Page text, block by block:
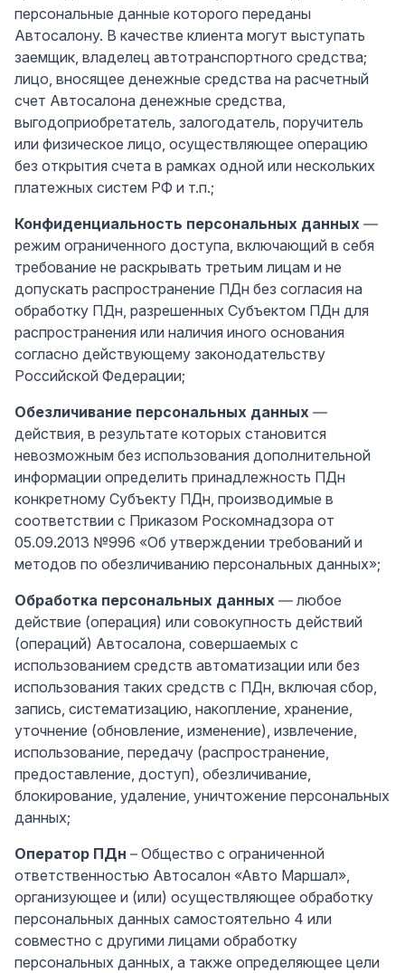
персональные данные которого переданы
Автосалону. В качестве клиента могут выступать
заемщик, владелец автотранспортного средства;
лицо, вносящее денежные средства на расчетный
счет Автосалона денежные средства,
выгодоприобретатель, залогодатель, поручитель
или физическое лицо, осуществляющее операцию
без открытия счета в рамках одной или нескольких
платежных систем РФ и т.п.;
Конфиденциальность персональных данных —
режим ограниченного доступа, включающий в себя
требование не раскрывать третьим лицам и не
допускать распространение ПДн без согласия на
обработку ПДн, разрешенных Субъектом ПДн для
распространения или наличия иного основания
согласно действующему законодательству
Российской Федерации;
Обезличивание персональных данных —
действия, в результате которых становится
невозможным без использования дополнительной
информации определить принадлежность ПДн
конкретному Субъекту ПДн, производимые в
соответствии с Приказом Роскомнадзора от
05.09.2013 №996 «Об утверждении требований и
методов по обезличиванию персональных данных»;
Обработка персональных данных — любое
действие (операция) или совокупность действий
(операций) Автосалона, совершаемых с
использованием средств автоматизации или без
использования таких средств с ПДн, включая сбор,
запись, систематизацию, накопление, хранение,
уточнение (обновление, изменение), извлечение,
использование, передачу (распространение,
предоставление, доступ), обезличивание,
блокирование, удаление, уничтожение персональных
данных;
Оператор ПДн – Общество с ограниченной
ответственностью Автосалон «Авто Маршал»,
организующее и (или) осуществляющее обработку
персональных данных самостоятельно 4 или
совместно с другими лицами обработку
персональных данных, а также определяющее цели